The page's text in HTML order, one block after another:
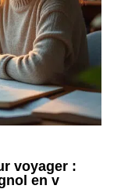
voyager :
en v